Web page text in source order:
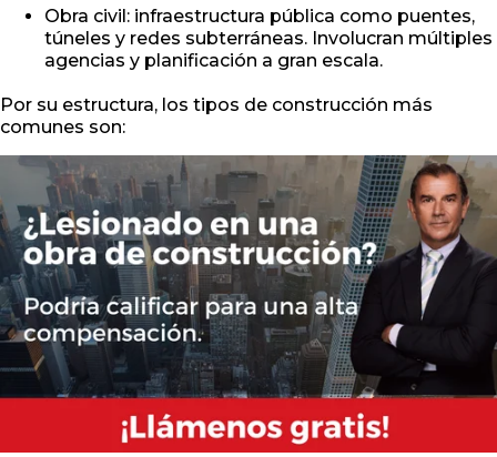
Obra civil: infraestructura pública como puentes,
túneles y redes subterráneas. Involucran múltiples
agencias y planificación a gran escala.
Por su estructura, los tipos de construcción más
comunes son: